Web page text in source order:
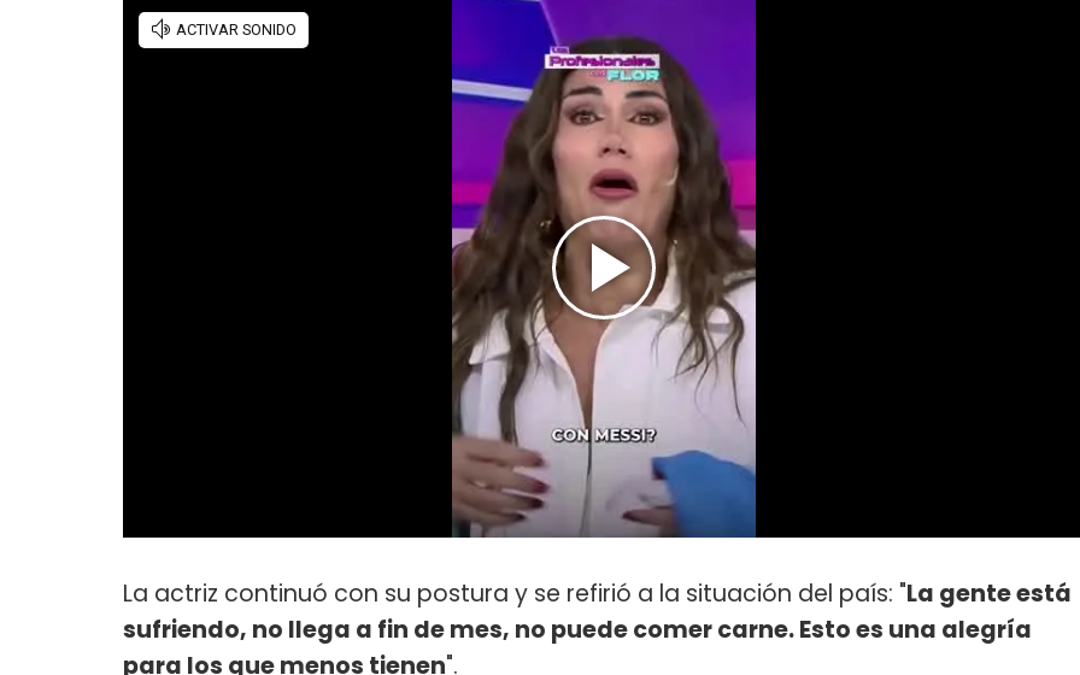
La actriz continuó con su postura y se refirió a la situación del país: "La gente está
sufriendo, no llega a fin de mes, no puede comer carne. Esto es una alegría
para los que menos tienen".